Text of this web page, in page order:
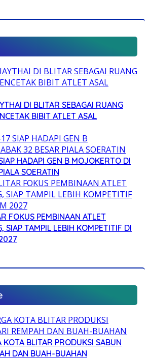
DI BLITAR SEBAGAI RUANG
BIBIT ATLET ASAL
HADAPI GEN B MOJOKERTO DI
SOERATIN
FOKUS PEMBINAAN ATLET
SIAP TAMPIL LEBIH KOMPETITIF DI
KOTA BLITAR PRODUKSI SABUN
DAN BUAH-BUAHAN